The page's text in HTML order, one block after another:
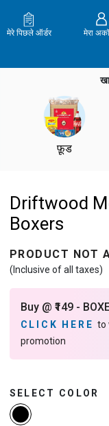
मेरे पिछले ऑर्डर मेरा
फ़ूड
Driftwood
Boxers
PRODUCT NOT
(Inclusive of all taxes)
Buy @ ₹149 -
CLICK HEREto
promotion
SELECT COLOR